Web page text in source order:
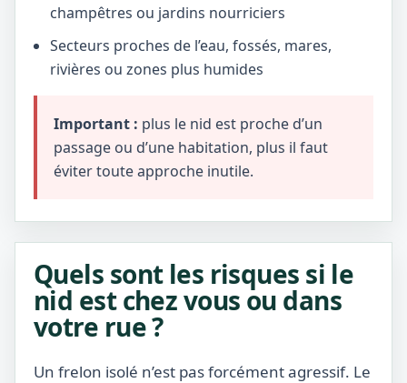
champêtres ou jardins nourriciers
Secteurs proches de l’eau, fossés, mares,
rivières ou zones plus humides
Important : plus le nid est proche d’un
passage ou d’une habitation, plus il faut
éviter toute approche inutile.
Quels sont les risques si le
nid est chez vous ou dans
votre rue ?
Un frelon isolé n’est pas forcément agressif. Le